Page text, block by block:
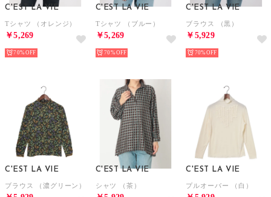
C'EST LA VIE
Tシャツ （オレンジ）
￥5,269
70%
C'EST LA VIE
Tシャツ （ブルー）
￥5,269
70%
C'EST LA VIE
ブラウス （黒）
￥5,929
70%
C'EST LA VIE
ブラウス （濃グリーン）
C'EST LA VIE
シャツ （茶）
C'EST LA VIE
プルオーバー （白）